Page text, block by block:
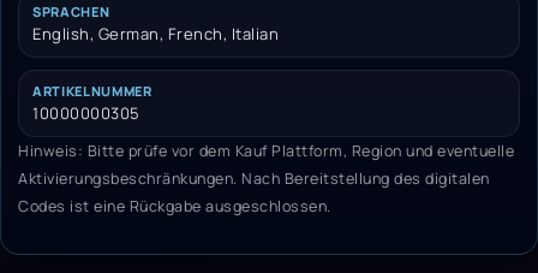
SPRACHEN
English, German, French, Italian
ARTIKELNUMMER
10000000305
Hinweis: Bitte prüfe vor dem Kauf Plattform, Region und eventuelle
Aktivierungsbeschränkungen. Nach Bereitstellung des digitalen
Codes ist eine Rückgabe ausgeschlossen.